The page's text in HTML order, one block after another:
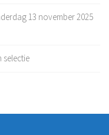
13 november 2025
selectie